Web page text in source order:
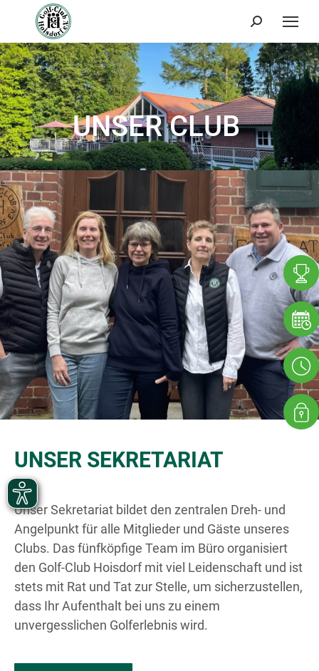
Search:
UNSER CLUB
UNSER SEKRETARIAT
Unser Sekretariat bildet den zentralen Dreh- und
Angelpunkt für alle Mitglieder und Gäste unseres
Clubs. Das fünfköpfige Team im Büro organisiert
den Golf-Club Hoisdorf mit viel Leidenschaft und ist
stets mit Rat und Tat zur Stelle, um sicherzustellen,
dass Ihr Aufenthalt bei uns zu einem
unvergesslichen Golferlebnis wird.